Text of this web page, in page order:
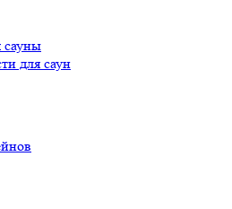
сауны
для саун